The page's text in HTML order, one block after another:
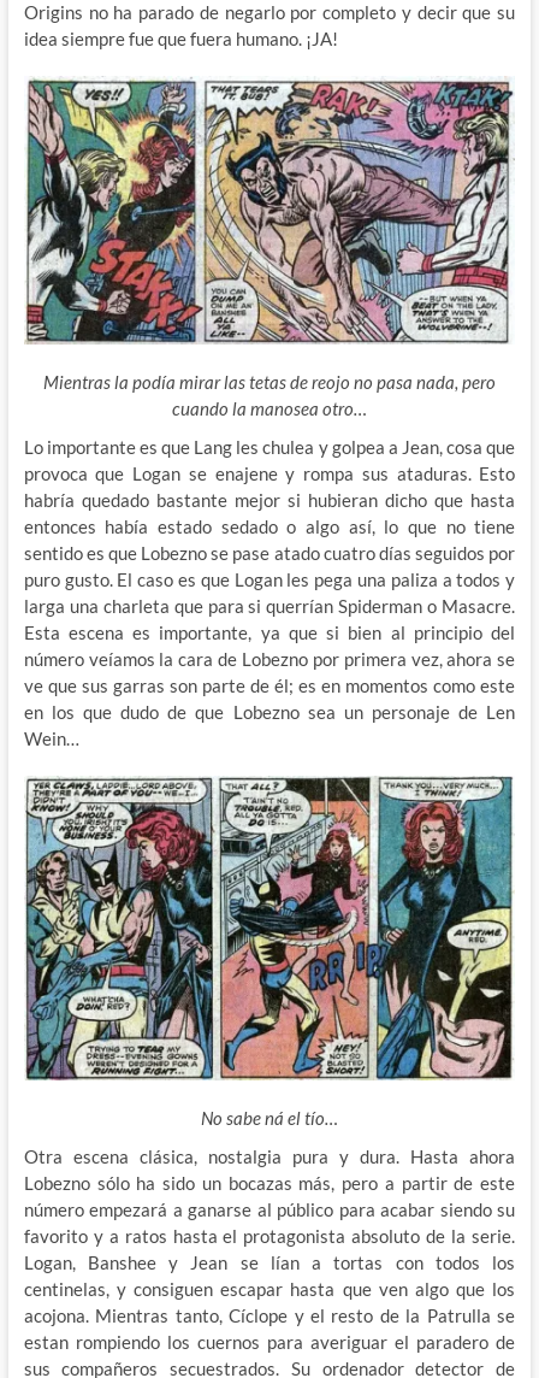
Origins no ha parado de negarlo por completo y decir que su
idea siempre fue que fuera humano. ¡JA!
Mientras la podía mirar las tetas de reojo no pasa nada, pero
cuando la manosea otro…
Lo importante es que Lang les chulea y golpea a Jean, cosa que
provoca que Logan se enajene y rompa sus ataduras. Esto
habría quedado bastante mejor si hubieran dicho que hasta
entonces había estado sedado o algo así, lo que no tiene
sentido es que Lobezno se pase atado cuatro días seguidos por
puro gusto. El caso es que Logan les pega una paliza a todos y
larga una charleta que para si querrían Spiderman o Masacre.
Esta escena es importante, ya que si bien al principio del
número veíamos la cara de Lobezno por primera vez, ahora se
ve que sus garras son parte de él; es en momentos como este
en los que dudo de que Lobezno sea un personaje de Len
Wein…
No sabe ná el tío…
Otra escena clásica, nostalgia pura y dura. Hasta ahora
Lobezno sólo ha sido un bocazas más, pero a partir de este
número empezará a ganarse al público para acabar siendo su
favorito y a ratos hasta el protagonista absoluto de la serie.
Logan, Banshee y Jean se lían a tortas con todos los
centinelas, y consiguen escapar hasta que ven algo que los
acojona. Mientras tanto, Cíclope y el resto de la Patrulla se
estan rompiendo los cuernos para averiguar el paradero de
sus compañeros secuestrados. Su ordenador detector de